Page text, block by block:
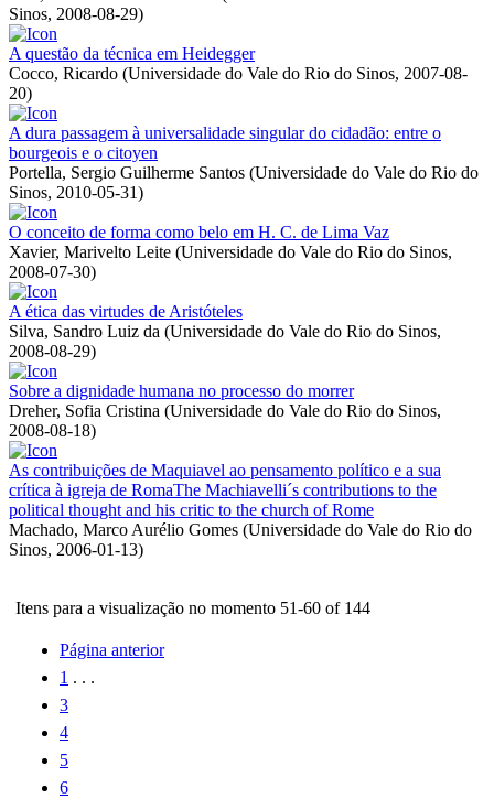
Sinos, 2008-08-29)
A questão da técnica em Heidegger
Cocco, Ricardo (Universidade do Vale do Rio do Sinos, 2007-08-
20)
A dura passagem à universalidade singular do cidadão: entre o
bourgeois e o citoyen
Portella, Sergio Guilherme Santos (Universidade do Vale do Rio do
Sinos, 2010-05-31)
O conceito de forma como belo em H. C. de Lima Vaz
Xavier, Marivelto Leite (Universidade do Vale do Rio do Sinos,
2008-07-30)
A ética das virtudes de Aristóteles
Silva, Sandro Luiz da (Universidade do Vale do Rio do Sinos,
2008-08-29)
Sobre a dignidade humana no processo do morrer
Dreher, Sofia Cristina (Universidade do Vale do Rio do Sinos,
2008-08-18)
As contribuições de Maquiavel ao pensamento político e a sua
crítica à igreja de RomaThe Machiavelli´s contributions to the
political thought and his critic to the church of Rome
Machado, Marco Aurélio Gomes (Universidade do Vale do Rio do
Sinos, 2006-01-13)
Itens para a visualização no momento 51-60 of 144
Página anterior
1 . . .
3
4
5
6